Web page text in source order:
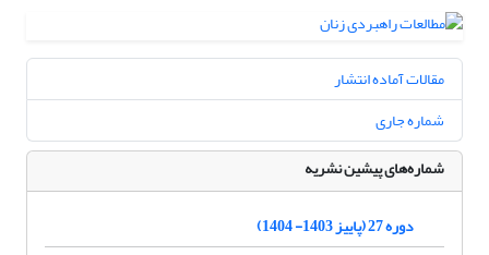
مقالات آماده انتشار
شماره جاری
شماره‌های پیشین نشریه
دوره 27 (پاییز 1403- 1404)